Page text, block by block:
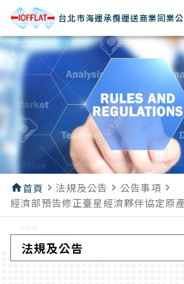
台北市海運承攬運送商業同業
home首頁 navigate_next 法規及公告 navigate_next 公告事項 navigate_next
經濟部預告修正臺星經濟夥伴協定原
法規及公告